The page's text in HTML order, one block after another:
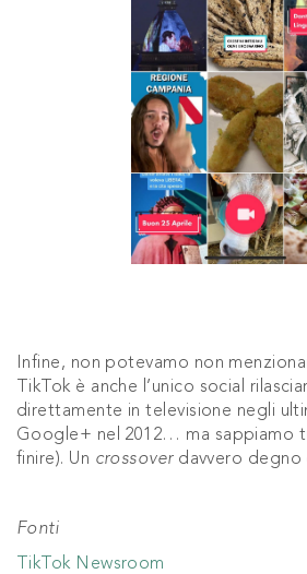
Infine, non potevamo non
TikTok è anche l’unico social
direttamente in televisione negli
Google+ nel 2012… ma sappiamo
finire). Un crossover davvero degno
Fonti
TikTok Newsroom